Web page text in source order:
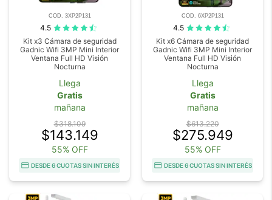
COD. 3XP2P131
4.5
Kit x3 Cámara de seguridad
Gadnic Wifi 3MP Mini Interior
Ventana Full HD Visión
Nocturna
Llega
Gratis
mañana
$318.109
$143.149
55% OFF
DESDE 6 CUOTAS SIN INTERÉS
COD. 6XP2P131
4.5
Kit x6 Cámara de seguridad
Gadnic Wifi 3MP Mini Interior
Ventana Full HD Visión
Nocturna
Llega
Gratis
mañana
$613.220
$275.949
55% OFF
DESDE 6 CUOTAS SIN INTERÉS